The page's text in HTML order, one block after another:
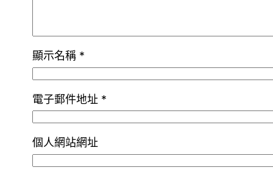
顯示名稱 *
電子郵件地址 *
個人網站網址